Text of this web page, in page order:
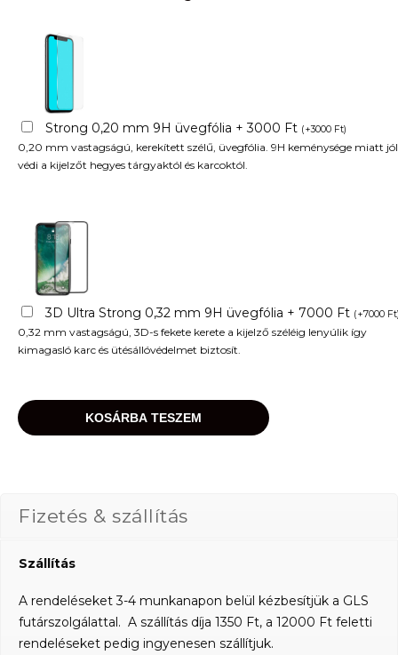
Strong 0,20 mm 9H üvegfólia + 3000 Ft (+3000 Ft)
0,20 mm vastagságú, kerekített szélű, üvegfólia. 9H keménysége miatt jól
védi a kijelzőt hegyes tárgyaktól és karcoktól.
3D Ultra Strong 0,32 mm 9H üvegfólia + 7000 Ft (+7000 Ft
0,32 mm vastagságú, 3D-s fekete kerete a kijelző széléig lenyúlik így
kimagasló karc és ütésállóvédelmet biztosít.
KOSÁRBA TESZEM
Fizetés & szállítás
Szállítás
A rendeléseket 3-4 munkanapon belül kézbesítjük a GLS
futárszolgálattal. A szállítás díja 1350 Ft, a 12000 Ft feletti
rendeléseket pedig ingyenesen szállítjuk.